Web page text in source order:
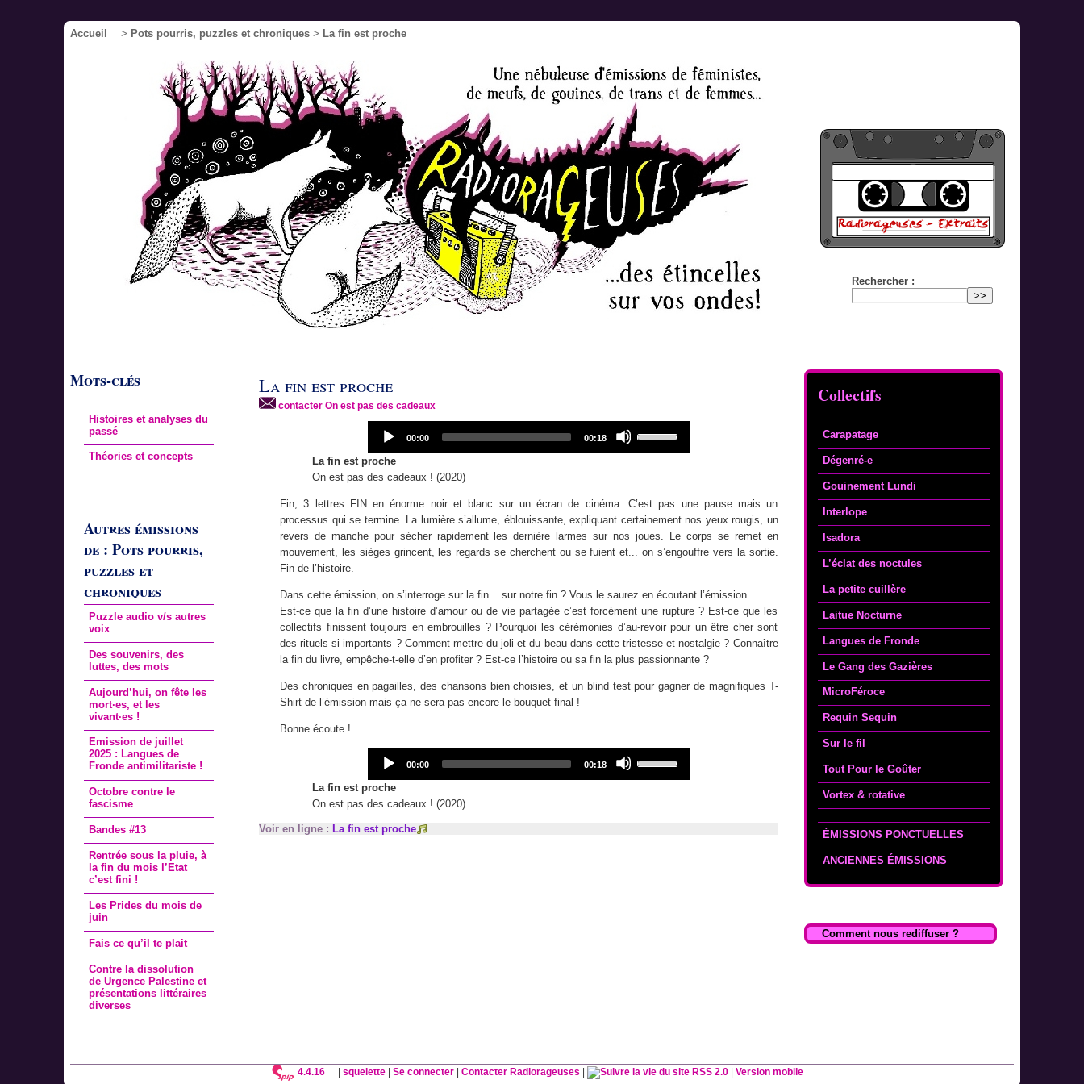
Accueil > Pots pourris, puzzles et chroniques > La fin est proche
Rechercher :
Collectifs
Carapatage
Dégenré-e
Gouinement Lundi
Interlope
Isadora
L’éclat des noctules
La petite cuillère
Laitue Nocturne
Langues de Fronde
Le Gang des Gazières
MicroFéroce
Requin Sequin
Sur le fil
Tout Pour le Goûter
Vortex & rotative
ÉMISSIONS PONCTUELLES
ANCIENNES ÉMISSIONS
Comment nous rediffuser ?
Mots-clés
Histoires et analyses du
passé
Théories et concepts
Autres émissions
de : Pots pourris,
puzzles et
chroniques
Puzzle audio v/s autres
voix
Des souvenirs, des
luttes, des mots
Aujourd’hui, on fête les
mort·es, et les
vivant·es !
Emission de juillet
2025 : Langues de
Fronde antimilitariste !
Octobre contre le
fascisme
Bandes #13
Rentrée sous la pluie, à
la fin du mois l’Etat
c’est fini !
Les Prides du mois de
juin
Fais ce qu’il te plait
Contre la dissolution
de Urgence Palestine et
présentations littéraires
diverses
La fin est proche
contacter On est pas des cadeaux
Audio
Player
Current
00:00
Total
00:18
Up/Down
increase
or
decrease
volume.
La fin est proche
On est pas des cadeaux ! (2020)
Fin, 3 lettres FIN en énorme noir et blanc sur un écran de cinéma. C’est pas une pause mais un
processus qui se termine. La lumière s’allume, éblouissante, expliquant certainement nos yeux rougis, un
revers de manche pour sécher rapidement les dernière larmes sur nos joues. Le corps se remet en
mouvement, les sièges grincent, les regards se cherchent ou se fuient et... on s’engouffre vers la sortie.
Fin de l’histoire.
Dans cette émission, on s’interroge sur la fin... sur notre fin ? Vous le saurez en écoutant l’émission.
Est-ce que la fin d’une histoire d’amour ou de vie partagée c’est forcément une rupture ? Est-ce que les
collectifs finissent toujours en embrouilles ? Pourquoi les cérémonies d’au-revoir pour un être cher sont
des rituels si importants ? Comment mettre du joli et du beau dans cette tristesse et nostalgie ? Connaître
la fin du livre, empêche-t-elle d’en profiter ? Est-ce l’histoire ou sa fin la plus passionnante ?
Des chroniques en pagailles, des chansons bien choisies, et un blind test pour gagner de magnifiques T-
Shirt de l’émission mais ça ne sera pas encore le bouquet final !
Bonne écoute !
Audio
Player
Current
00:00
Total
00:18
Up/Down
La fin est proche
On est pas des cadeaux ! (2020)
Voir en ligne : La fin est proche
4.4.16 | squelette| Se connecter| Contacter Radiorageuses | RSS 2.0| Version mobile